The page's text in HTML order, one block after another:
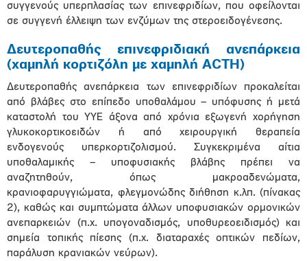
συγγενούς υπερπλασίας των επινεφριδίων, που οφείλονται
σε συγγενή έλλειψη των ενζύμων της στεροειδογένεσης.
Δευτεροπαθής επινεφριδιακή ανεπάρκεια
(χαμηλή κορτιζόλη με χαμηλή ACTH)
Δευτεροπαθής ανεπάρκεια των επινεφριδίων προκαλείται
από βλάβες στο επίπεδο υποθαλάμου – υπόφυσης ή μετά
καταστολή του ΥΥΕ άξονα από χρόνια εξωγενή χορήγηση
γλυκοκορτικοειδών ή από χειρουργική θεραπεία
ενδογενούς υπερκορτιζολισμού. Συγκεκριμένα αίτια
υποθαλαμικής – υποφυσιακής βλάβης πρέπει να
αναζητηθούν, όπως μακροαδενώματα,
κρανιοφαρυγγιώματα, φλεγμονώδης διήθηση κ.λπ. (πίνακας
2), καθώς και συμπτώματα άλλων υποφυσιακών ορμονικών
ανεπαρκειών (π.χ. υπογοναδισμός, υποθυρεοειδισμός) και
σημεία τοπικής πίεσης (π.χ. διαταραχές οπτικών πεδίων,
παράλυση κρανιακών νεύρων).